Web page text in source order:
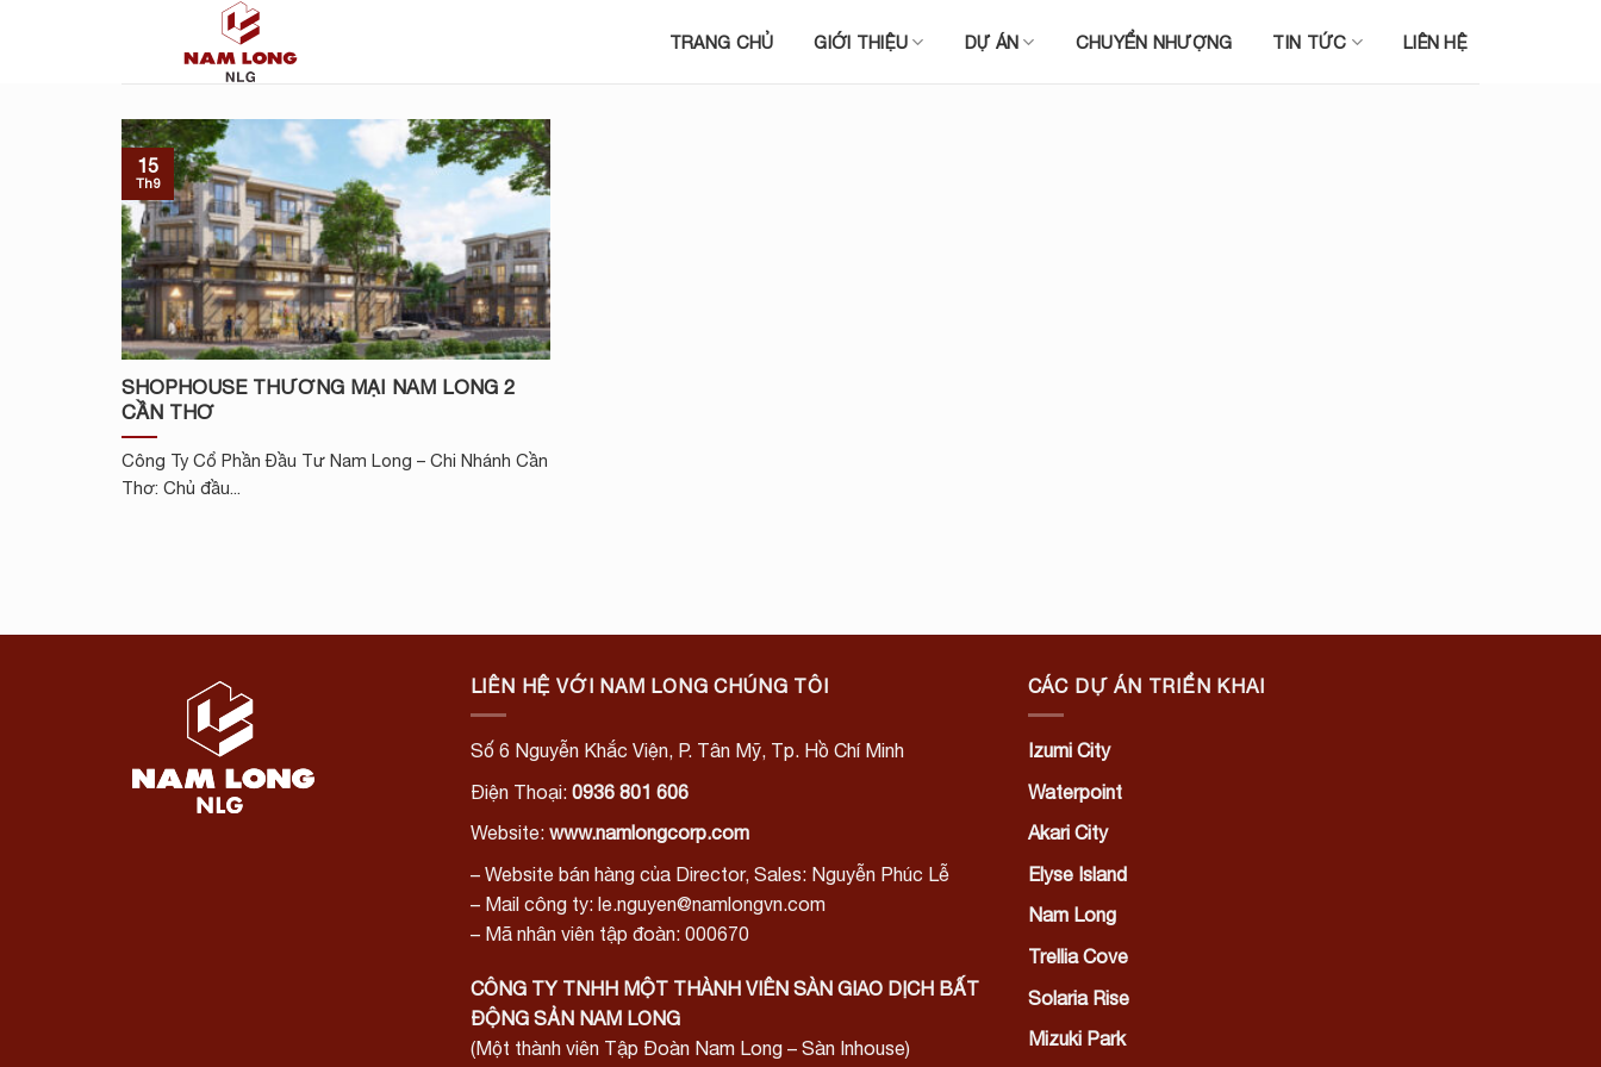
TRANG CHỦ GIỚI THIỆU DỰ ÁN CHUYỂN NHƯỢNG TIN TỨC LIÊN HỆ
SHOPHOUSE THƯƠNG MẠI NAM LONG 2
CẦN THƠ
Công Ty Cổ Phần Đầu Tư Nam Long – Chi Nhánh Cần
Thơ: Chủ đầu...
15
Th9
LIÊN HỆ VỚI NAM LONG CHÚNG TÔI
Số 6 Nguyễn Khắc Viện, P. Tân Mỹ, Tp. Hồ Chí Minh
Điện Thoại: 0936 801 606
Website: www.namlongcorp.com
– Website bán hàng của Director, Sales: Nguyễn Phúc Lễ
– Mail công ty: le.nguyen@namlongvn.com
– Mã nhân viên tập đoàn: 000670
CÔNG TY TNHH MỘT THÀNH VIÊN SÀN GIAO DỊCH BẤT
ĐỘNG SẢN NAM LONG
(Một thành viên Tập Đoàn Nam Long – Sàn Inhouse)
CÁC DỰ ÁN TRIỂN KHAI
Izumi City
Waterpoint
Akari City
Elyse Island
Nam Long
Trellia Cove
Solaria Rise
Mizuki Park